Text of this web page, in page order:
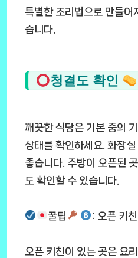
특별한 조리법으로 만들어
습니다.
청결도 확인
깨끗한 식당은 기본 중의
상태를 확인하세요. 화장
좋습니다. 주방이 오픈된
도 확인할 수 있습니다.
꿀팁 : 오픈 키
오픈 키친이 있는 곳은 요